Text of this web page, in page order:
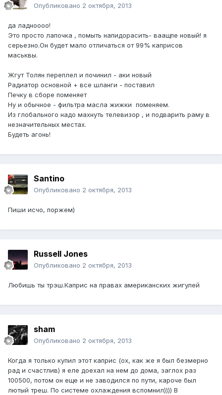
Опубликовано 2 октября, 2013
да ладноооо!
Это просто лапочка , помыть напидорасить- ваащпе новый! я
серьезно.Он будет мало отличаться от 99% каприсов
маськвы.
Жгут Толян переплел и починил - аки новый
Радиатор основной + все шланги - поставил
Печку в сборе поменяет
Ну и обычное - фильтра масла жижки поменяем.
Из глобального надо махнуть телевизор , и подварить раму в
незначительных местах.
Будеть агонь!
Santino
Опубликовано 2 октября, 2013
Пиши исчо, поржем)
Russell Jones
Опубликовано 2 октября, 2013
Любишь ты трэш.Каприс на правах американских жигулей
sham
Опубликовано 2 октября, 2013
Когда я только купил этот каприс (ох, как же я был безмерно
рад и счастлив) я еле доехал на нем до дома, заглох раз
100500, потом он еще и не заводился по пути, кароче был
лютый треш. По системе охлаждения вспомнил)))) В